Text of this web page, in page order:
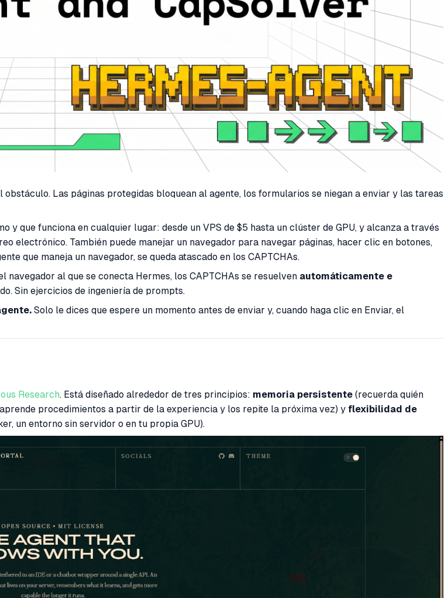
obstáculo. Las páginas protegidas bloquean al agente, los formularios se niegan a enviar y las tareas
y que funciona en cualquier lugar: desde un VPS de $5 hasta un clúster de GPU, y alcanza a través
electrónico. También puede manejar un navegador para navegar páginas, hacer clic en botones,
que maneja un navegador, se queda atascado en los CAPTCHAs.
al que se conecta Hermes, los CAPTCHAs se resuelven automáticamente e
Sin ejercicios de ingeniería de prompts.
Solo le dices que espere un momento antes de enviar y, cuando haga clic en Enviar, el
Research. Está diseñado alrededor de tres principios: memoria persistente (recuerda quién
procedimientos a partir de la experiencia y los repite la próxima vez) y flexibilidad de
un entorno sin servidor o en tu propia GPU).